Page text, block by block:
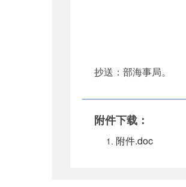
抄送：部海事局。
附件下载：
附件.doc